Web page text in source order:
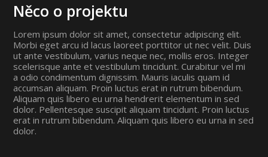
Něco o projektu
Lorem ipsum dolor sit amet, consectetur adipiscing elit.
Morbi eget arcu id lacus laoreet porttitor ut nec velit. Duis
ut ante vestibulum, varius neque nec, mollis eros. Integer
scelerisque ante et vestibulum tincidunt. Curabitur vel mi
a odio condimentum dignissim. Mauris iaculis quam id
accumsan aliquam. Proin luctus erat in rutrum bibendum.
Aliquam quis libero eu urna hendrerit elementum in sed
dolor. Pellentesque suscipit aliquam tincidunt. Proin luctus
erat in rutrum bibendum. Aliquam quis libero eu urna in sed
dolor.